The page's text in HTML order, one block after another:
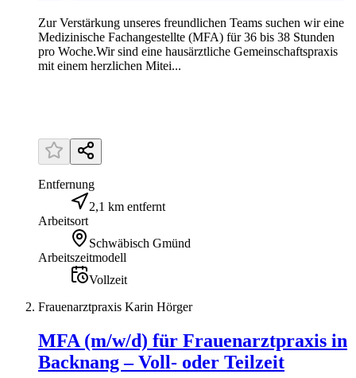
Zur Verstärkung unseres freundlichen Teams suchen wir eine
Medizinische Fachangestellte (MFA) für 36 bis 38 Stunden
pro Woche.Wir sind eine hausärztliche Gemeinschaftspraxis
mit einem herzlichen Mitei...
Entfernung
2,1 km entfernt
Arbeitsort
Schwäbisch Gmünd
Arbeitszeitmodell
Vollzeit
Frauenarztpraxis Karin Hörger
MFA (m/w/d) für Frauenarztpraxis in
Backnang – Voll- oder Teilzeit